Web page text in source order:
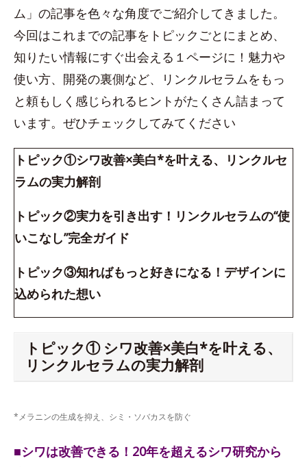
ム」の記事を色々な角度でご紹介してきました。
今回はこれまでの記事をトピックごとにまとめ、
知りたい情報にすぐ出会える１ページに！魅力や
使い方、開発の裏側など、リンクルセラムをもっ
と頼もしく感じられるヒントがたくさん詰まって
います。ぜひチェックしてみてください
トピック①シワ改善×美白*を叶える、リンクルセ
ラムの実力解剖
トピック②実力を引き出す！リンクルセラムの“使
いこなし”完全ガイド
トピック③知ればもっと好きになる！デザインに
込められた想い
トピック① シワ改善×美白*を叶える、
リンクルセラムの実力解剖
*メラニンの生成を抑え、シミ・ソバカスを防ぐ
■シワは改善できる！20年を超えるシワ研究から